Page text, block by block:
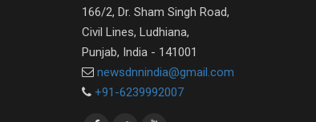
166/2, Dr. Sham Singh Road,
Civil Lines, Ludhiana,
Punjab, India - 141001
newsdnnindia@gmail.com
+91-6239992007